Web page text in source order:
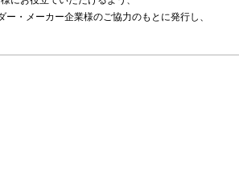
・メーカー企業様のご協力のもとに発行し、